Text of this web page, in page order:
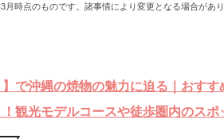
時点のものです。諸事情により変更となる場合があ
】で沖縄の焼物の魅力に迫る｜おす
！観光モデルコースや徒歩圏内のスポ